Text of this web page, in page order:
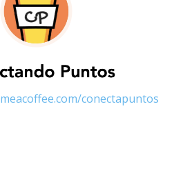
conectapuntos